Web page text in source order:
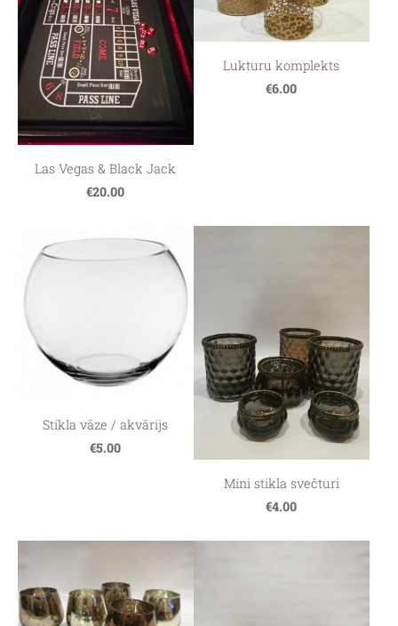
Las Vegas & Black Jack
€20.00
Lukturu komplekts
€6.00
Stikla vāze / akvārijs
€5.00
Mini stikla svečturi
€4.00